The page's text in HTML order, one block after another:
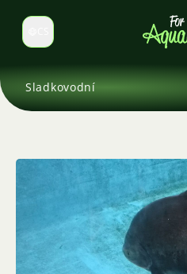
Select language
Sladkovodní